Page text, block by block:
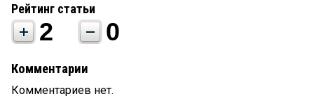
Рейтинг статьи
2 0
Комментарии
Комментариев нет.